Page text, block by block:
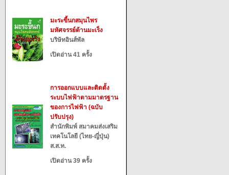
มะระขี้นกสมุนไพร
มหัศจรรย์ต้านมะเร็ง
บริษัทอินส์พัล
เปิดอ่าน 41 ครั้ง
การออกแบบและติดตั้ง
ระบบไฟฟ้าตามมาตรฐาน
ของการไฟฟ้า (ฉบับ
ปรับปรุง)
สำนักพิมพ์ สมาคมส่งเสริม
เทคโนโลยี (ไทย-ญี่ปุ่น)
ส.ส.ท.
เปิดอ่าน 39 ครั้ง